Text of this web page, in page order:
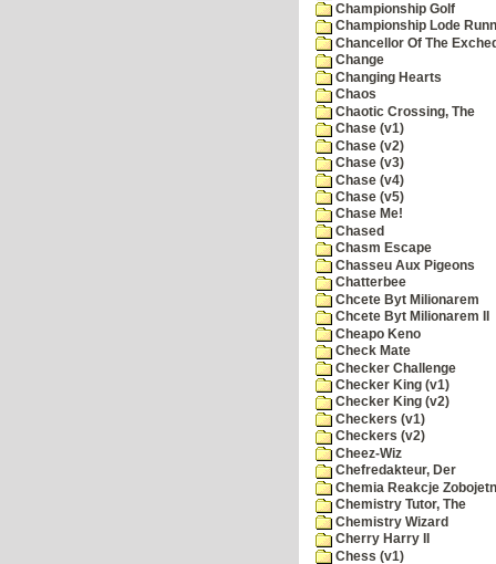
Championship Golf
Championship Lode
Chancellor Of The
Change
Changing Hearts
Chaos
Chaotic Crossing, The
Chase (v1)
Chase (v2)
Chase (v3)
Chase (v4)
Chase (v5)
Chase Me!
Chased
Chasm Escape
Chasseu Aux Pigeons
Chatterbee
Chcete Byt Milionarem
Chcete Byt Milionarem II
Cheapo Keno
Check Mate
Checker Challenge
Checker King (v1)
Checker King (v2)
Checkers (v1)
Checkers (v2)
Cheez-Wiz
Chefredakteur, Der
Chemia Reakcje
Chemistry Tutor, The
Chemistry Wizard
Cherry Harry II
Chess (v1)